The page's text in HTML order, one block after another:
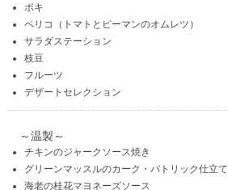
ポキ
ペリコ（トマトとピーマンのオムレツ）
サラダステーション
枝豆
フルーツ
デザートセレクション
～温製～
チキンのジャークソース焼き
グリーンマッスルのカーク・パトリック仕立て
海老の桂花マヨネーズソース